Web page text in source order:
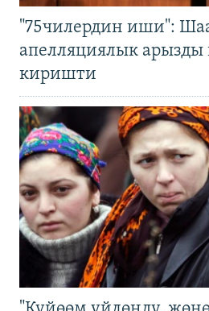
"75чилердин иши":
апелляциялык арызды
киришти